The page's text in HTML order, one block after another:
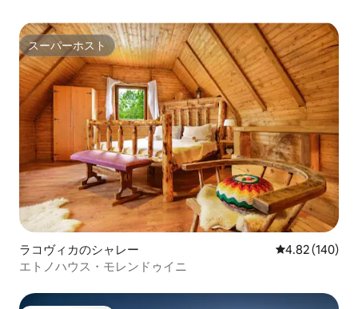
スーパーホスト
スーパーホスト
ラコヴィカのシャレー レビュー140
4.82 (140)
エトノハウス・モレンドゥイニ